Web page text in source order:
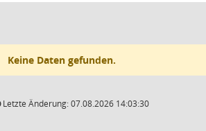
Keine Daten gefunden.
Letzte Änderung: 07.08.2026 14:03:30